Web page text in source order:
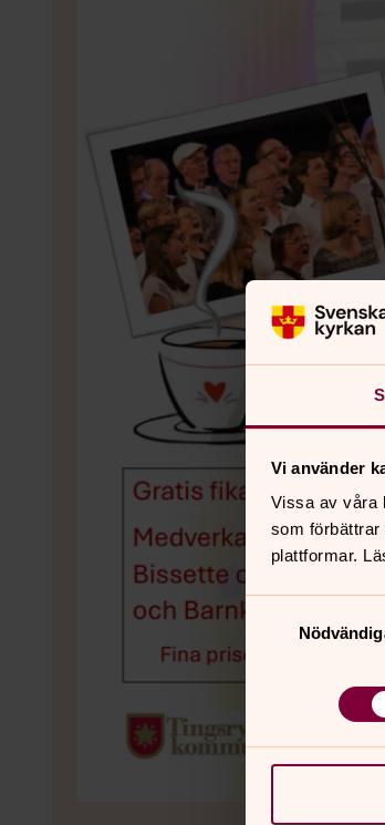
Vi använder
Vissa av våra
som
plattformar.
Samtyckesval